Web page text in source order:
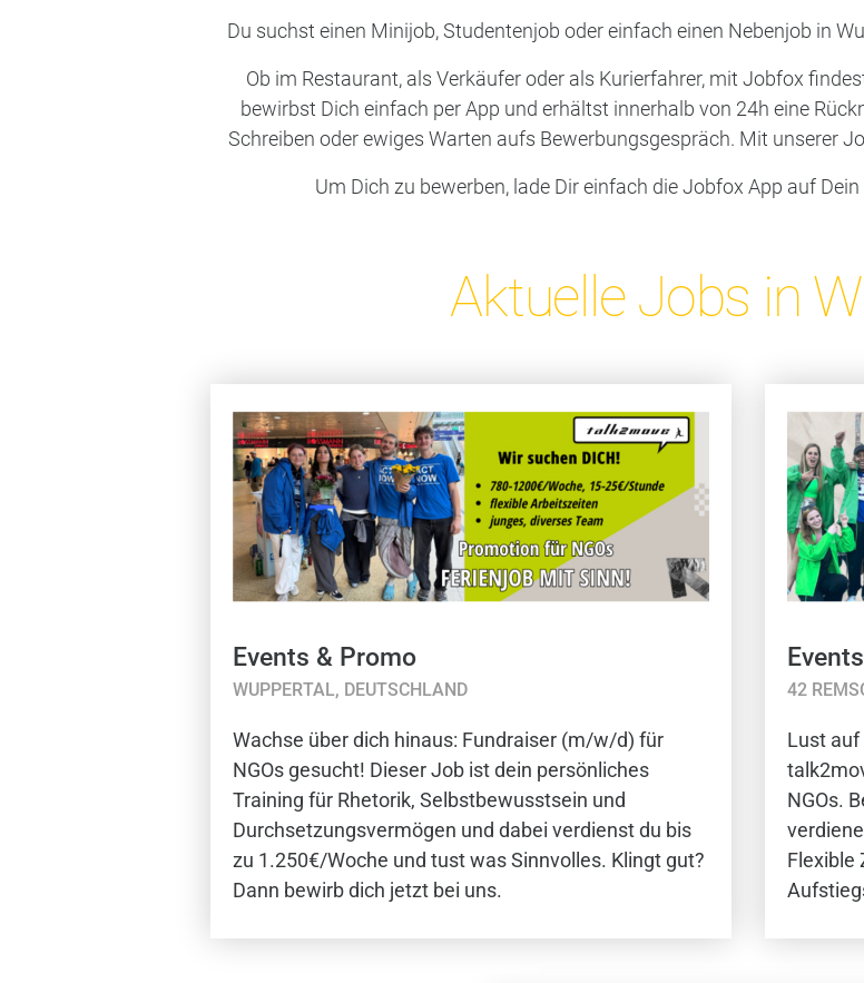
Du suchst einen Minijob, Studentenjob oder einfach einen Nebenjob in
Ob im Restaurant, als Verkäufer oder als Kurierfahrer, mit Jobfox
bewirbst Dich einfach per App und erhältst innerhalb von 24h eine
Schreiben oder ewiges Warten aufs Bewerbungsgespräch. Mit unserer
Um Dich zu bewerben, lade Dir einfach die Jobfox App auf
Aktuelle Jobs in
Events & Promo
WUPPERTAL, DEUTSCHLAND
Wachse über dich hinaus: Fundraiser (m/w/d) für
NGOs gesucht! Dieser Job ist dein persönliches
Training für Rhetorik, Selbstbewusstsein und
Durchsetzungsvermögen und dabei verdienst du bis
zu 1.250€/Woche und tust was Sinnvolles. Klingt gut?
Dann bewirb dich jetzt bei uns.
42
Lust auf
NGOs.
Flexible